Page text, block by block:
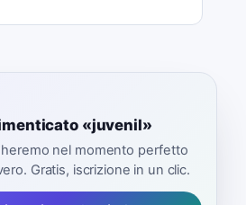
«juvenil»
nel momento perfetto
Gratis, iscrizione in un clic.